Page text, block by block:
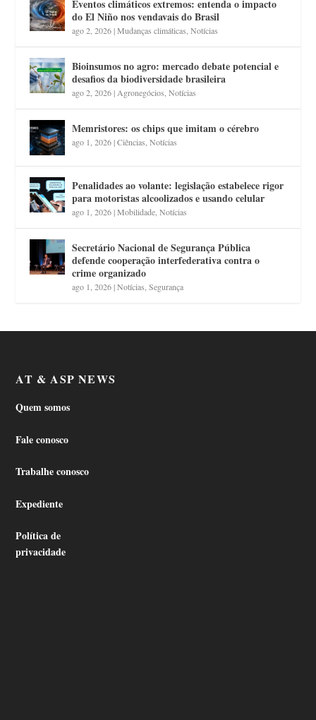
Eventos climáticos extremos: entenda o impacto
do El Niño nos vendavais do Brasil
ago 2, 2026|Mudanças climáticas,Notícias
Bioinsumos no agro: mercado debate potencial e
desafios da biodiversidade brasileira
ago 2, 2026|Agronegócios,Notícias
Memristores: os chips que imitam o cérebro
ago 1, 2026|Ciências,Notícias
Penalidades ao volante: legislação estabelece rigor
para motoristas alcoolizados e usando celular
ago 1, 2026|Mobilidade,Notícias
Secretário Nacional de Segurança Pública
defende cooperação interfederativa contra o
crime organizado
ago 1, 2026|Notícias,Segurança
AT & ASP NEWS
Quem somos
Fale conosco
Trabalhe conosco
Expediente
Política de
privacidade